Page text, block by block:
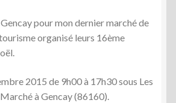
enfant
pour mon dernier marché de
tourisme organisé leurs 16ème
2015 de 9h00 à 17h30 sous Les
à Gencay (86160).